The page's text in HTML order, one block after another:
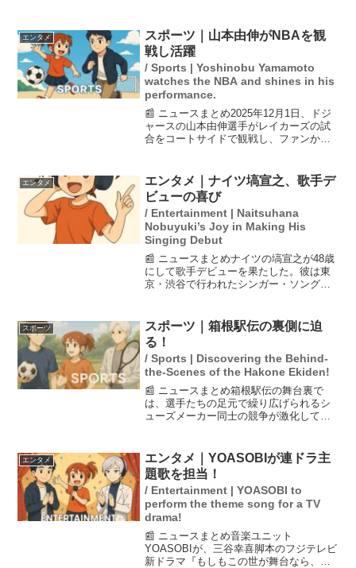
を達成したことです。この勝利により、
山梨学院...
エンタメ
スポーツ｜山本由伸がNBAを観
戦し活躍
/ Sports | Yoshinobu Yamamoto
watches the NBA and shines in his
performance.
📰 ニュースまとめ2025年12月1日、ドジ
ャースの山本由伸選手がレイカーズの試
合をコートサイドで観戦し、ファンから
シュート機会は1本のみで、今季初の無得
点に終わり、チ...
エンタメ
エンタメ｜ナイツ塙宣之、歌手デ
ビューの喜び
/ Entertainment | Naitsuhana
Nobuyuki’s Joy in Making His
Singing Debut
📰 ニュースまとめナイツの塙宣之が48歳
にして歌手デビューを果たした。彼は東
京・渋谷で行われたシンガー・ソングラ
露。おかゆは塙との共演を楽しんだと述
べ、彼の初主演作の主...
スポーツ
スポーツ｜箱根駅伝の裏側に迫
る！
/ Sports | Discovering the Behind-
the-Scenes of the Hakone Ekiden!
📰 ニュースまとめ箱根駅伝の舞台裏で
は、選手たちの足元で繰り広げられるシ
ューズメーカー同士の競争が激化してい
り、その軽量モデル「ADIZERO ADIOS
PRO EV...
エンタメ
エンタメ｜YOASOBIが連ドラ主
題歌を担当！
/ Entertainment | YOASOBI to
perform the theme song for a TV
drama!
📰 ニュースまとめ音楽ユニット
YOASOBIが、三谷幸喜脚本のフジテレビ
新ドラマ『もしもこの世が舞台なら、楽